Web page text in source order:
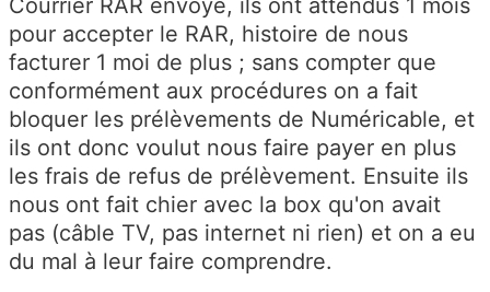
pour accepter le RAR, histoire de nous
facturer 1 moi de plus ; sans compter que
conformément aux procédures on a fait
bloquer les prélèvements de Numéricable, et
ils ont donc voulut nous faire payer en plus
les frais de refus de prélèvement. Ensuite ils
nous ont fait chier avec la box qu'on avait
pas (câble TV, pas internet ni rien) et on a eu
du mal à leur faire comprendre.